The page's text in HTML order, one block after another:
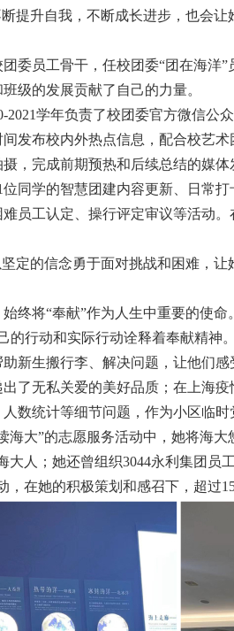
提升自我，不断成长进步，也会让
委员工骨干，任校团委“团在海洋
级的发展贡献了自己的力量。
2021学年负责了校团委官方微信公
发布校内外热点信息，配合校艺
，完成前期预热和后续总结的媒体
位同学的智慧团建内容更新、日常
员工认定、操行评定审议等活动
定的信念勇于面对挑战和困难，让
始终将“奉献”作为人生中重要的使命
的行动和实际行动诠释着奉献精神。
新生搬行李、解决问题，让他们
了无私关爱的美好品质；在上海
数统计等细节问题，作为小区临
海大”的志愿服务活动中，她将海大
大人；她还曾组织3044永利集团员
，在她的积极策划和感召下，超过